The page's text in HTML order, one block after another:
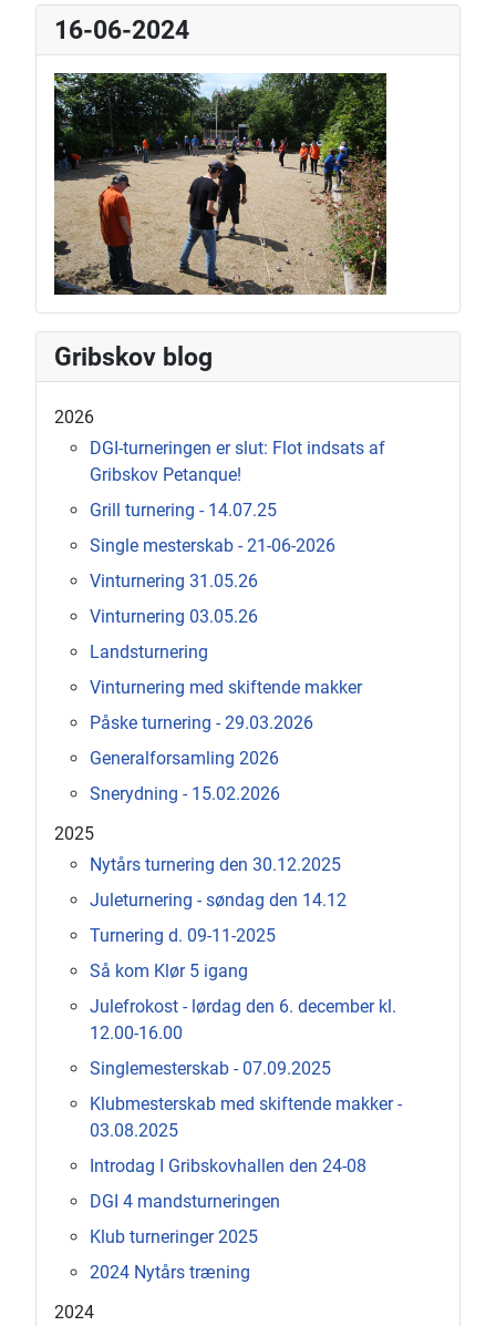
16-06-2024
Gribskov blog
2026
DGI-turneringen er slut: Flot indsats af
Gribskov Petanque!
Grill turnering - 14.07.25
Single mesterskab - 21-06-2026
Vinturnering 31.05.26
Vinturnering 03.05.26
Landsturnering
Vinturnering med skiftende makker
Påske turnering - 29.03.2026
Generalforsamling 2026
Snerydning - 15.02.2026
2025
Nytårs turnering den 30.12.2025
Juleturnering - søndag den 14.12
Turnering d. 09-11-2025
Så kom Klør 5 igang
Julefrokost - lørdag den 6. december kl.
12.00-16.00
Singlemesterskab - 07.09.2025
Klubmesterskab med skiftende makker -
03.08.2025
Introdag I Gribskovhallen den 24-08
DGI 4 mandsturneringen
Klub turneringer 2025
2024 Nytårs træning
2024